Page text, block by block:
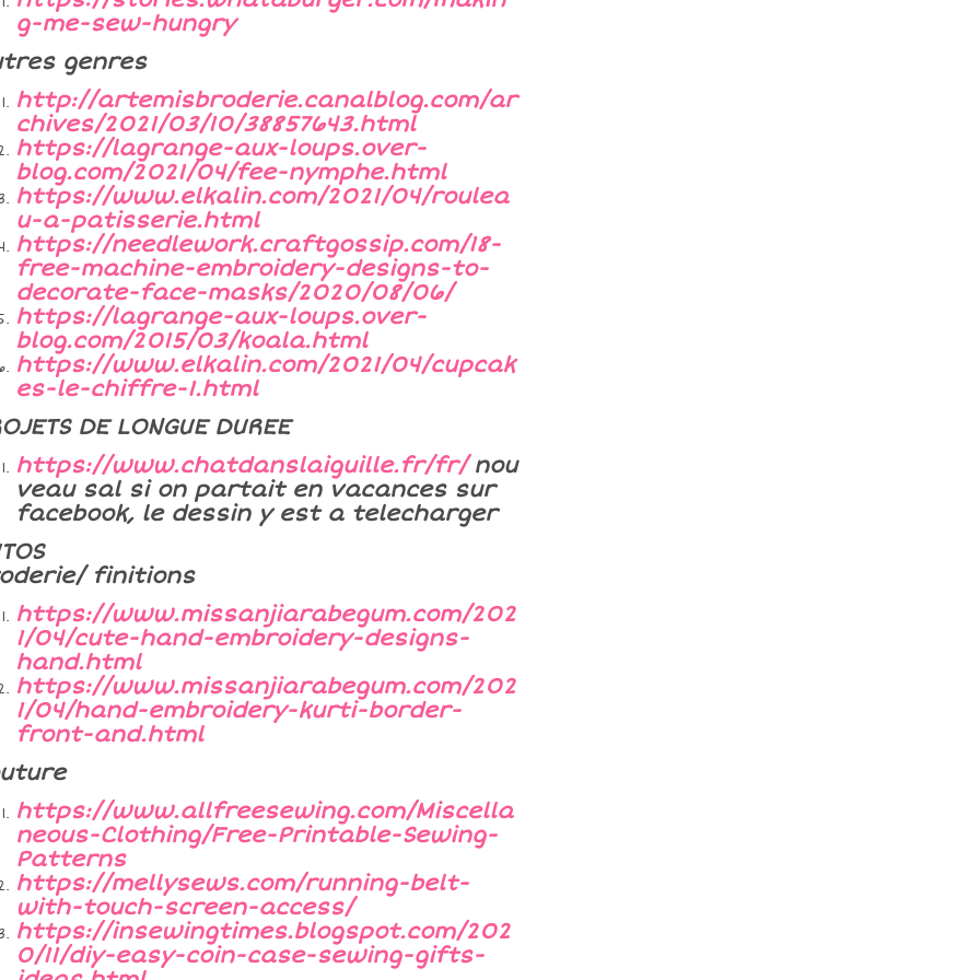
g-me-sew-hungry
genres
http://artemisbroderie.canalblog.com/ar
chives/2021/03/10/38857643.html
https://lagrange-aux-loups.over-
blog.com/2021/04/fee-nymphe.html
https://www.elkalin.com/2021/04/roulea
u-a-patisserie.html
https://needlework.craftgossip.com/18-
free-machine-embroidery-designs-to-
decorate-face-masks/2020/08/06/
https://lagrange-aux-loups.over-
blog.com/2015/03/koala.html
https://www.elkalin.com/2021/04/cupcak
es-le-chiffre-1.html
DE LONGUE DUREE
https://www.chatdanslaiguille.fr/fr/nou
veau sal si on partait en vacances sur
facebook, le dessin y est a telecharger
finitions
https://www.missanjiarabegum.com/202
1/04/cute-hand-embroidery-designs-
hand.html
https://www.missanjiarabegum.com/202
1/04/hand-embroidery-kurti-border-
front-and.html
https://www.allfreesewing.com/Miscella
neous-Clothing/Free-Printable-Sewing-
Patterns
https://mellysews.com/running-belt-
with-touch-screen-access/
https://insewingtimes.blogspot.com/202
0/11/diy-easy-coin-case-sewing-gifts-